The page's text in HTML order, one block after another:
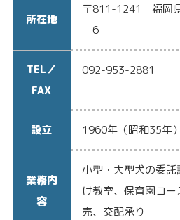
所在地
〒811-1241 福岡
－6
TEL／
FAX
092-953-2881
設立 1960年（昭和35年）
業務内
容
小型・大型犬の委
け教室、保育園コ
売、交配承り